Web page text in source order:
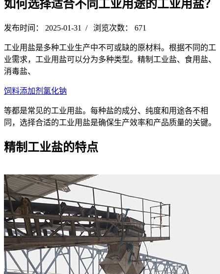
如何选择适合不同工业用途的工业用盐？
发布时间： 2025-01-31 / 浏览次数： 671
工业用盐是多种工业生产中不可或缺的原材料。根据不同的工
业需求，工业用盐可以分为多种类型。精制工业盐、食用盐、
消毒盐、
饲料添加剂氯化钠
等都是常见的工业用盐。每种盐的成分、纯度和用途各不相
同，选择合适的工业用盐是确保生产效率和产品质量的关键。
精制工业盐的特点